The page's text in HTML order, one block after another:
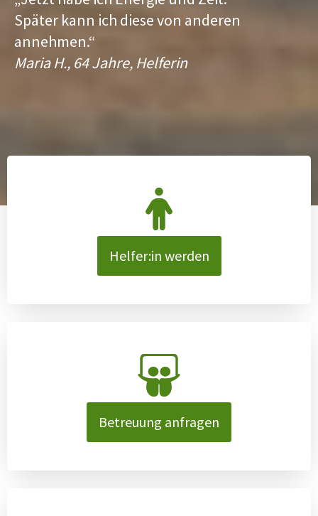
Später kann ich diese von anderen
annehmen.“
Maria H., 64 Jahre, Helferin
Helfer:in werden
Betreuung anfragen